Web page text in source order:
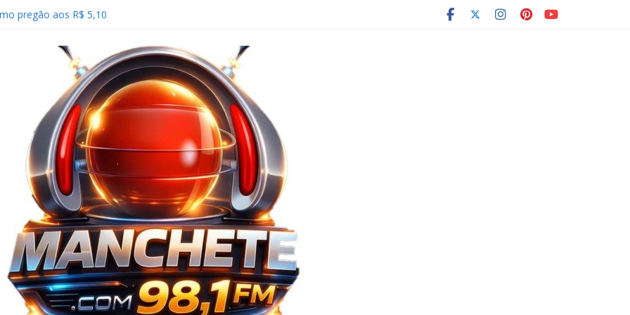
pregão aos R$ 5,10
pressionar fluxo de caixa de empresas a
Câmara aprova projeto que proíbe
mínima de água e esgoto
pregão aos 177.866 pontos